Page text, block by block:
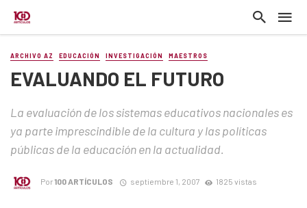
ARCHIVO AZ EDUCACIÓN INVESTIGACIÓN MAESTROS
EVALUANDO EL FUTURO
La evaluación de los sistemas educativos nacionales es
ya parte imprescindible de la cultura y las políticas
públicas de la educación en la actualidad.
Por100 ARTÍCULOS septiembre 1, 2007 1825 vistas